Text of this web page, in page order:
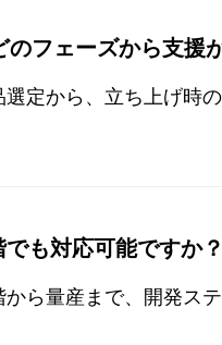
のフェーズから支援
定から、立ち上げ時
も対応可能ですか
ら量産まで、開発ス